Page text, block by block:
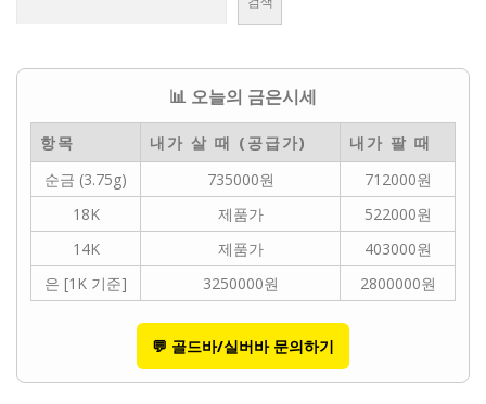
📊 오늘의 금은시세
항목 내가 살 때 (공급가)
내가 팔 때
순금 (3.75g)
735000원
712000원
18K
제품가
522000원
14K
제품가
403000원
은 [1K 기준]
3250000원 2800000원
💬 골드바/실버바 문의하기